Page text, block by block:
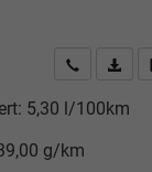
Kontakt &
5,30 l/100km
g/km